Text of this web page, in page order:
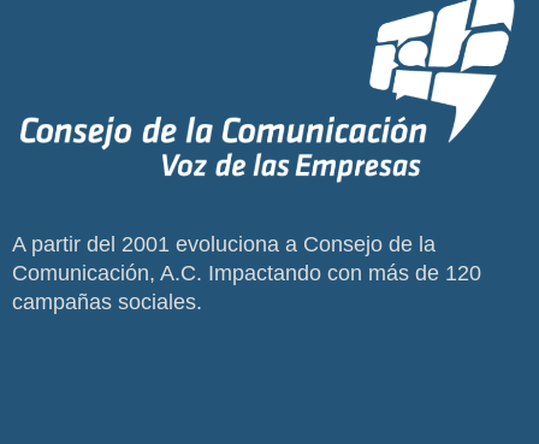
A partir del 2001 evoluciona a Consejo de la
Comunicación, A.C. Impactando con más de 120
campañas sociales.